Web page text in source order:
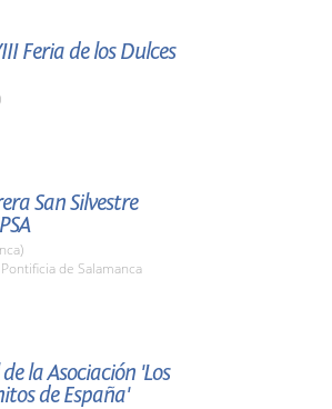
Feria de los Dulces
San Silvestre
de Salamanca
la Asociación 'Los
de España'